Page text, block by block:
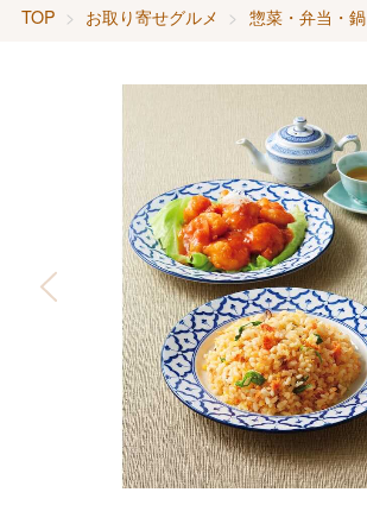
TOP お取り寄せグルメ 惣菜・弁当・鍋